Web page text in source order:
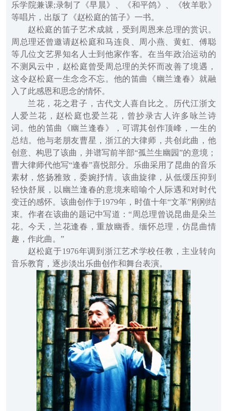
乐学院兼课;录制了《早晨》、《和平鸽》、《牧羊歌》
等唱片，出版了《赵松庭的笛子》一书。
赵松庭的笛子艺术成就，受到周恩来总理的赏识。
周总理还曾邀请赵松庭和马连良、周小燕、黄虹、傅聪
等几位文艺界知名人士到他家作客。在当年政治运动的
不测风云中，赵松庭曾受周总理的关怀而改善了境遇，
这令赵松庭一生念念不忘。他的笛曲《幽兰逢春》就融
入了此感恩和思念的情怀。
兰花，花之君子，古代文人喜自比之。历代江浙文
人爱兰花，赵松庭也爱兰花，曾抄录古人许多咏兰诗
词。他的笛曲《幽兰逢春》，可谓其创作顶峰，一生的
总结。他与老朋友曹星，浙江的大律师，共创此曲，他
创意、构思了该曲，并谱写前半部“孤兰生幽园”的意境；
曹大律师代他写“逢春”喜悦部分。乐曲采用了昆曲的音乐
素材，悠扬雅致，委婉抒情。该曲旋律，从低缓压抑到
轻快舒展，以幽兰逢春的意境来暗喻个人际遇和对时代
变迁的感怀。该曲创作于1979年，时值十年“文革”刚刚结
束。作者在该曲的题记中写道：“周总理曾说昆曲是朵兰
花。今天，兰花逢春，重放幽香。缅怀总理，仿昆曲情
趣，作此曲。”
赵松庭于1976年调到浙江艺术学校任教，主业转向
音乐教育，逐步淡出乐曲创作和舞台表演。